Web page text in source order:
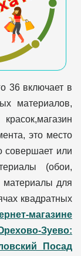
36 включает в
материалов,
это место
совершает или
(обои,
материалы для
квадратных
магазине
Зуево:
Посад